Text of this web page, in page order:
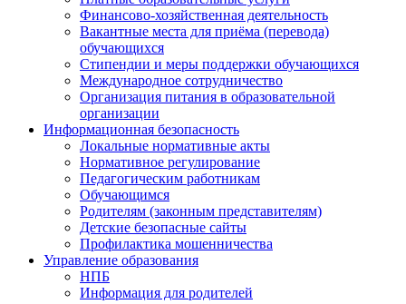
Финансово-хозяйственная деятельность
Вакантные места для приёма (перевода)
обучающихся
Стипендии и меры поддержки обучающихся
Международное сотрудничество
Организация питания в образовательной
организации
Информационная безопасность
Локальные нормативные акты
Нормативное регулирование
Педагогическим работникам
Обучающимся
Родителям (законным представителям)
Детские безопасные сайты
Профилактика мошенничества
Управление образования
НПБ
Информация для родителей